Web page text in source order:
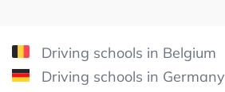
Driving schools in Belgium
Driving schools in Germany